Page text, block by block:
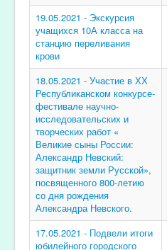
19.05.2021 - Экскурсия
учащихся 10А класса на
станцию переливания
крови
18.05.2021 - Участие в ХХ
Республиканском конкурсе-
фестивале научно-
исследовательских и
творческих работ «
Великие сыны России:
Александр Невский:
защитник земли Русской»,
посвященного 800-летию
со дня рождения
Александра Невского.
17.05.2021 - Подвели итоги
юбилейного городского